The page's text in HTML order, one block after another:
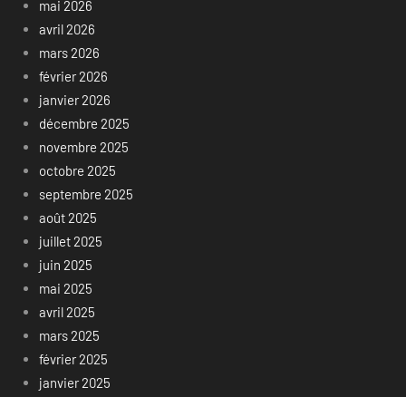
mai 2026
avril 2026
mars 2026
février 2026
janvier 2026
décembre 2025
novembre 2025
octobre 2025
septembre 2025
août 2025
juillet 2025
juin 2025
mai 2025
avril 2025
mars 2025
février 2025
janvier 2025